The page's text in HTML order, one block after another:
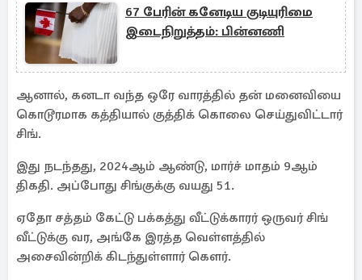
67 பேரின் கனேடிய குடியுரிமை
இடைநிறுத்தம்: பின்னணி
ஆனால், கனடா வந்த ஒரே வாரத்தில் தன் மனைவியை
கொடூரமாக கத்தியால் குத்திக் கொலை செய்துவிட்டார்
சிங்.
இது நடந்தது, 2024ஆம் ஆண்டு, மார்ச் மாதம் 9ஆம்
திகதி. அப்போது சிங்குக்கு வயது 51.
ஏதோ சத்தம் கேட்டு பக்கத்து வீட்டுக்காரர் ஒருவர் சிங்
வீட்டுக்கு வர, அங்கே இரத்த வெள்ளத்தில்
அசைவின்றிக் கிடந்துள்ளார் கௌர்.